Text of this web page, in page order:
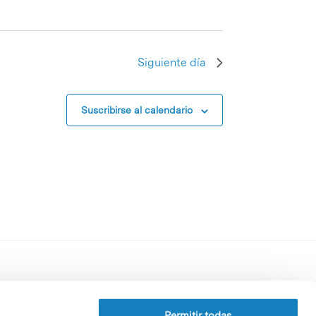
Siguiente día
Suscribirse al calendario
Perfil del contratante